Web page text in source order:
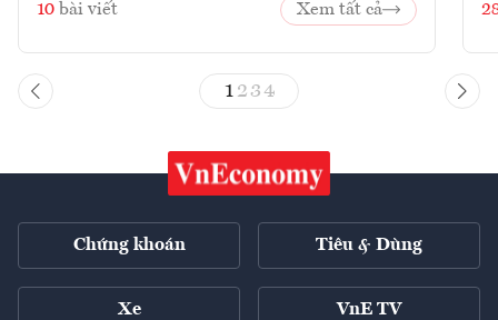
10 bài viết Xem tất cả
1 23 4
Chứng khoán Tiêu & Dùng
Xe VnE TV